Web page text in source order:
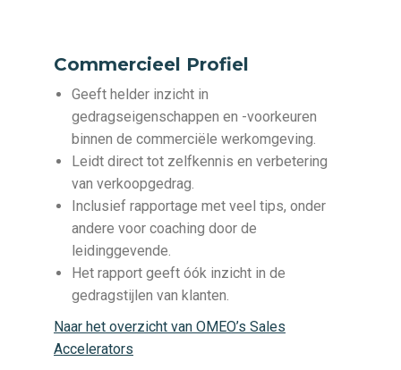
Commercieel Profiel
Geeft helder inzicht in
gedragseigenschappen en -voorkeuren
binnen de commerciële werkomgeving.
Leidt direct tot zelfkennis en verbetering
van verkoopgedrag.
Inclusief rapportage met veel tips, onder
andere voor coaching door de
leidinggevende.
Het rapport geeft óók inzicht in de
gedragstijlen van klanten.
Naar het overzicht van OMEO’s Sales
Accelerators